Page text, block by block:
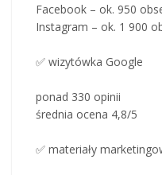
Facebook – ok. 950
Instagram – ok. 1 900
✅ wizytówka Google
ponad 330 opinii
średnia ocena 4,8/5
✅ materiały